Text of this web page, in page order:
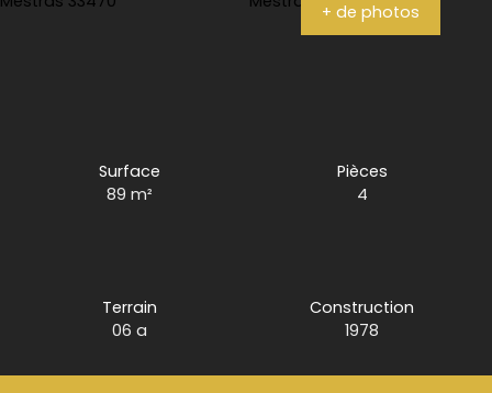
+ de photos
Surface
89m²
Pièces
4
Terrain
06 a
Construction
1978